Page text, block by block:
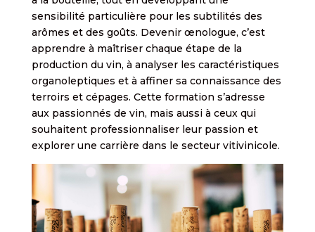
sensibilité particulière pour les subtilités des
arômes et des goûts. Devenir œnologue, c’est
apprendre à maîtriser chaque étape de la
production du vin, à analyser les caractéristiques
organoleptiques et à affiner sa connaissance des
terroirs et cépages. Cette formation s’adresse
aux passionnés de vin, mais aussi à ceux qui
souhaitent professionnaliser leur passion et
explorer une carrière dans le secteur vitivinicole.